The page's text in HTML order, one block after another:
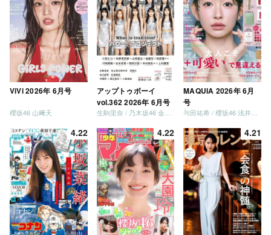
ViVi 2026年 6月号
櫻坂46 山﨑天
アップトゥボーイ
vol.362 2026年 6月号
生駒里奈 / 乃木坂46 金川紗耶 森平麗心
MAQUIA 2026年 6月
号
与田祐希 / 櫻坂46 浅井恋乃未
4.22 4.22 4.21